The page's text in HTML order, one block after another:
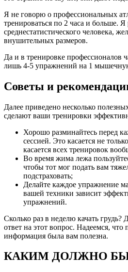
Я не говорю о профессиональных
тренироваться по 2 часа и больше.
среднестатистического человека,
внушительных размеров.
Да и в тренировке профессионалов
лишь 4-5 упражнений на 1
Советы и
Далее приведено несколько
сделают ваши тренировки
Хорошо разминайтесь перед
сессией. Это касается не
касается всех тренировок
Во время жима лежа
чтобы тот мог подать вам
подстраховать;
Делайте каждое упражнение
вашей техники зависит
упражнений.
Сколько раз в неделю качать грудь?
ответ на этот вопрос. Надеемся, что
информация была вам полезна.
КАКИМ ДОЛЖНО